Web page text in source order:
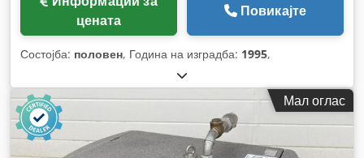
цената
Повикајте
Состојба: половен, Година на изградба: 1995,
Мал оглас